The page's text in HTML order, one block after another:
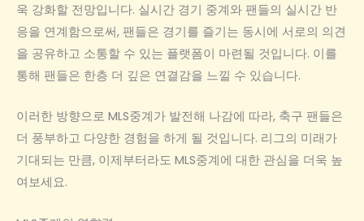
욱 강화할 전망입니다. 실시간 경기 중계와 팬들의 실시간 반
응을 연계함으로써, 팬들은 경기를 즐기는 동시에 서로의 의견
을 공유하고 소통할 수 있는 플랫폼이 마련될 것입니다. 이를
통해 팬들은 한층 더 깊은 연결감을 느낄 수 있습니다.
이러한 방향으로 MLS중계가 발전해 나감에 따라, 축구 팬들은
더 풍부하고 다양한 경험을 하게 될 것입니다. 리그의 미래가
기대되는 만큼, 이제부터라도 MLS중계에 대한 관심을 더욱 높
여보세요.